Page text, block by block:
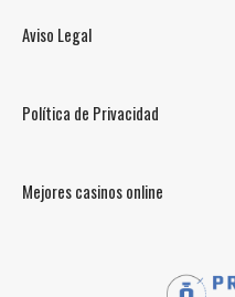
Aviso Legal
Política de Privacidad
Mejores casinos online